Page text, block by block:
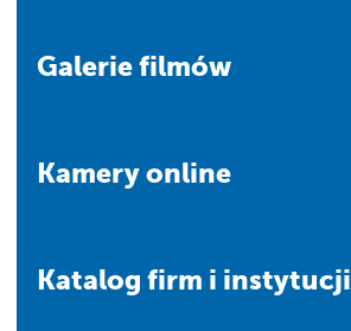
Galerie filmów
Kamery online
Katalog firm i instytucji